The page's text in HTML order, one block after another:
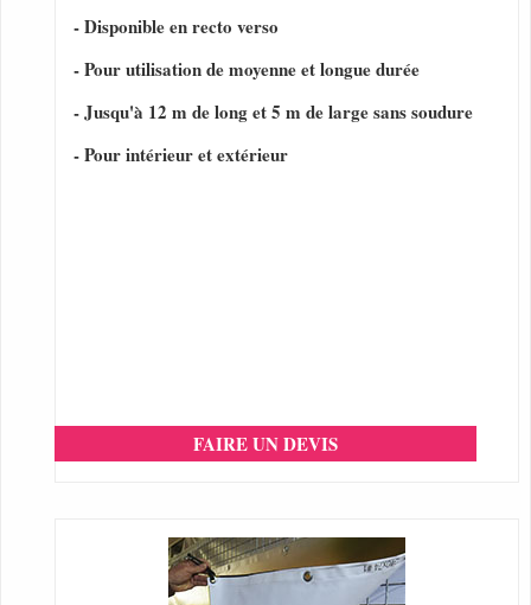
- Disponible en recto verso
- Pour utilisation de moyenne et longue durée
- Jusqu'à 12 m de long et 5 m de large sans soudure
- Pour intérieur et extérieur
FAIRE UN DEVIS